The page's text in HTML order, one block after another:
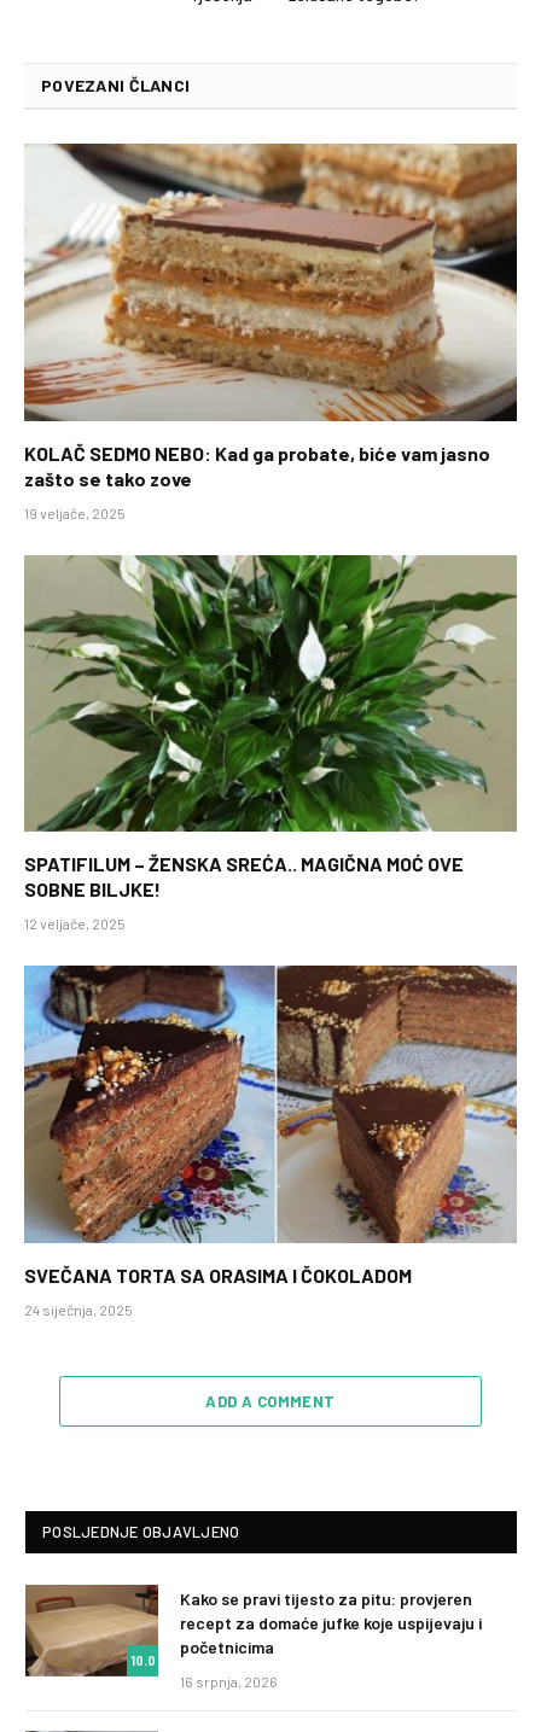
POVEZANI ČLANCI
KOLAČ SEDMO NEBO: Kad ga probate, biće vam jasno
zašto se tako zove
19 veljače, 2025
SPATIFILUM – ŽENSKA SREĆA.. MAGIČNA MOĆ OVE
SOBNE BILJKE!
12 veljače, 2025
SVEČANA TORTA SA ORASIMA I ČOKOLADOM
24 siječnja, 2025
ADD A COMMENT
POSLJEDNJE OBJAVLJENO
10.0
Kako se pravi tijesto za pitu: provjeren
recept za domaće jufke koje uspijevaju i
početnicima
16 srpnja, 2026